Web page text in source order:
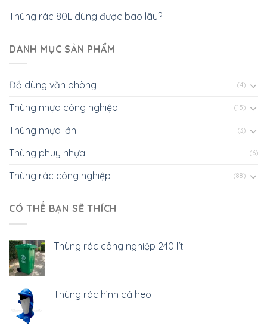
Thùng rác 80L dùng được bao lâu?
DANH MỤC SẢN PHẨM
Đồ dùng văn phòng (4)
Thùng nhựa công nghiệp (15)
Thùng nhựa lớn (3)
Thùng phuy nhựa (6)
Thùng rác công nghiệp (88)
CÓ THỂ BẠN SẼ THÍCH
Thùng rác công nghiệp 240 lít
Thùng rác hình cá heo